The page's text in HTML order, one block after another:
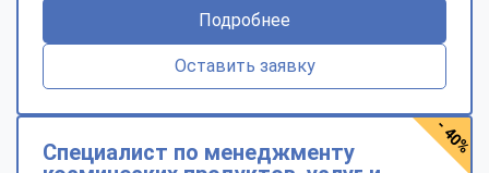
Подробнее
Оставить заявку
Специалист по менеджменту
- 40%